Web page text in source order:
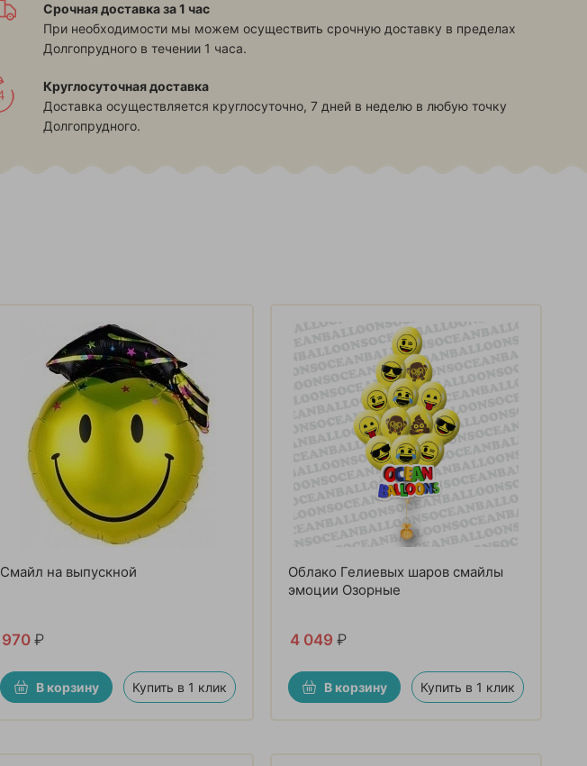
Срочная доставка за 1 час
При необходимости мы можем осуществить срочную доставку в пределах
Долгопрудного в течении 1 часа.
Круглосуточная доставка
Доставка осуществляется круглосуточно, 7 дней в неделю в любую точку
Долгопрудного.
Смайл на выпускной
970 ₽
В корзину Купить в 1 клик
Облако Гелиевых шаров смайлы
эмоции Озорные
4 049 ₽
В корзину Купить в 1 клик